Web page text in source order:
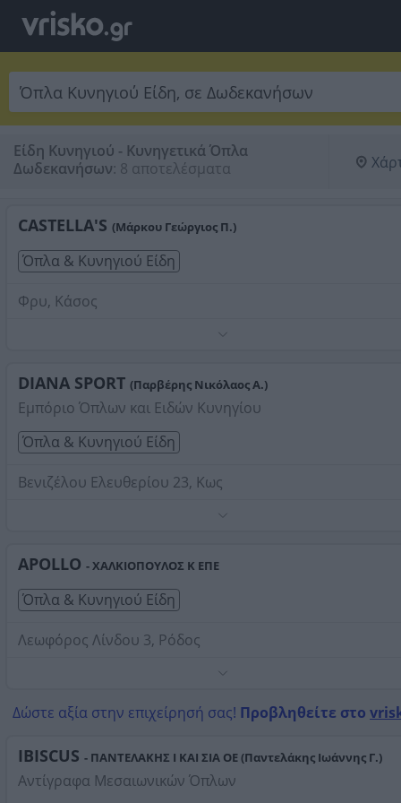
Είδη Κυνηγιού - Κυνηγετικά Όπλα
Δωδεκανήσων: 8 αποτελέσματα
CASTELLA'S (Μάρκου Γεώργιος Π.)
Όπλα & Κυνηγιού Είδη
Φρυ, Κάσος
Δωδεκανήσων
DIANA SPORT (Παρβέρης Νικόλαος Α.)
Εμπόριο Όπλων και Ειδών Κυνηγίου
Όπλα & Κυνηγιού Είδη
Βενιζέλου Ελευθερίου 23, Κως
Δωδεκανήσων
APOLLO - ΧΑΛΚΙΟΠΟΥΛΟΣ Κ ΕΠΕ
Όπλα & Κυνηγιού Είδη
Λεωφόρος Λίνδου 3, Ρόδος
Δωδεκανήσων
Δώστε αξία στην επιχείρησή σας! Προβληθείτε στο
IBISCUS - ΠΑΝΤΕΛΑΚΗΣ Ι ΚΑΙ ΣΙΑ ΟΕ (Παντελάκης Ιωάννης Γ.)
Αντίγραφα Μεσαιωνικών Όπλων